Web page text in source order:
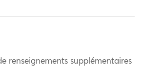
renseignements supplémentaires